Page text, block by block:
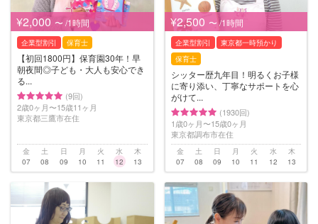
¥2,000 〜 /1時間
企業型割引 保育士
【初回1800円】保育園30年！早
朝夜間◎子ども・大人も安心でき
る...
(9回)
2歳0ヶ月〜15歳11ヶ月
東京都三鷹市在住
金
07
土
08
日
09
月
10
火
11
水
12
木
13
¥2,500 〜 /1時間
企業型割引
東京都一時預かり
保育士
シッター歴九年目！明るくお子様
に寄り添い、丁寧なサポートを心
がけて...
(1930回)
1歳0ヶ月〜15歳0ヶ月
東京都調布市在住
金
07
土
08
日
09
月
10
火
11
水
12
木
13